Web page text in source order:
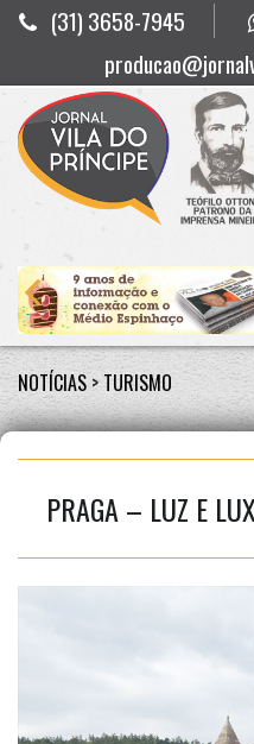
(31) 3658-7945
NOTÍCIAS > TURISMO
PRAGA – LUZ E